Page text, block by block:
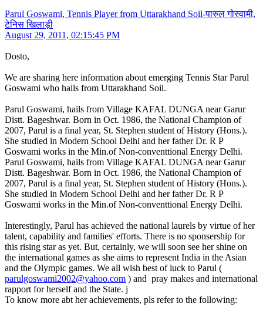
Parul Goswami, Tennis Player from Uttarakhand Soil-पारुल गोस्वामी,
टेनिस खिलाड़ी
August 29, 2011, 02:15:45 PM
Dosto,
We are sharing here information about emerging Tennis Star Parul
Goswami who hails from Uttarakhand Soil.
Parul Goswami, hails from Village KAFAL DUNGA near Garur
Distt. Bageshwar. Born in Oct. 1986, the National Champion of
2007, Parul is a final year, St. Stephen student of History (Hons.).
She studied in Modern School Delhi and her father Dr. R P
Goswami works in the Min.of Non-conventtional Energy Delhi.
Parul Goswami, hails from Village KAFAL DUNGA near Garur
Distt. Bageshwar. Born in Oct. 1986, the National Champion of
2007, Parul is a final year, St. Stephen student of History (Hons.).
She studied in Modern School Delhi and her father Dr. R P
Goswami works in the Min.of Non-conventtional Energy Delhi.
Interestingly, Parul has achieved the national laurels by virtue of her
talent, capability and families' efforts. There is no sponsership for
this rising star as yet. But, certainly, we will soon see her shine on
the international games as she aims to represent India in the Asian
and the Olympic games. We all wish best of luck to Parul (
parulgoswami2002@yahoo.com ) and pray makes and international
rapport for herself and the State. j
To know more abt her achievements, pls refer to the following: